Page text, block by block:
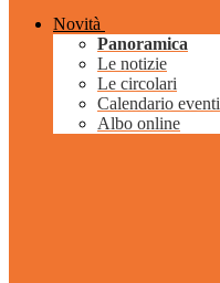
Novità
Panoramica
Le notizie
Le circolari
Calendario eventi
Albo online